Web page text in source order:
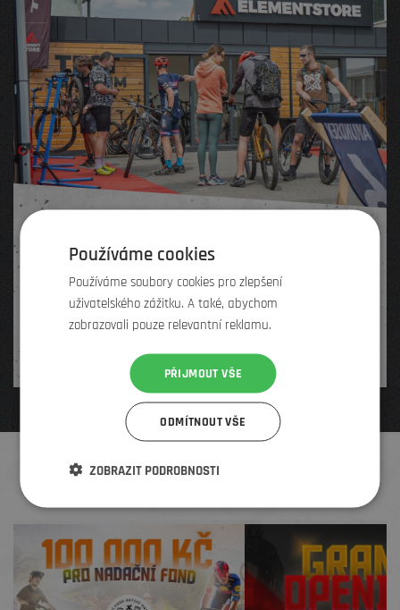
Půjčovna a Test Centrum
Pronajměte si kolo na libovolně dlouhou dobu. A
pokud se rozhodnete pro jeho koupi, poskytneme
vám slevu.
ČLÁNKY Z BLOGU
Používáme cookies
Používáme soubory cookies pro zlepšení
uživatelského zážitku. A také, abychom
zobrazovali pouze relevantní reklamu.
PŘIJMOUT VŠE
ODMÍTNOUT VŠE
ZOBRAZIT PODROBNOSTI